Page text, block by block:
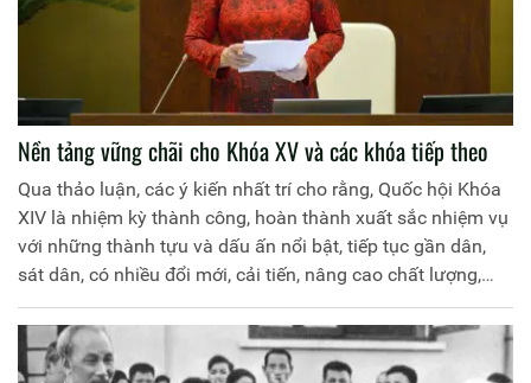
Nền tảng vững chãi cho Khóa XV và các khóa tiếp theo
Qua thảo luận, các ý kiến nhất trí cho rằng, Quốc hội Khóa
XIV là nhiệm kỳ thành công, hoàn thành xuất sắc nhiệm vụ
với những thành tựu và dấu ấn nổi bật, tiếp tục gần dân,
sát dân, có nhiều đổi mới, cải tiến, nâng cao chất lượng,
hiệu quả trên tất cả các lĩnh vực lập pháp, giám sát, quyết
định những vấn đề quan trọng của đất nước cũng như hoạt
động ngoại giao nghị viện